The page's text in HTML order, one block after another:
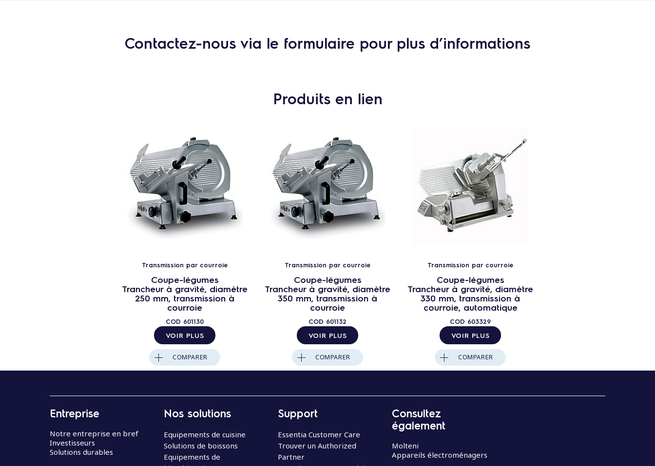
Contactez-nous via le formulaire pour plus d’informations
Produits en lien
Transmission par courroie
Coupe-légumes
Trancheur à gravité, diamètre
250 mm, transmission à
courroie
COD 601130
VOIR PLUS
COMPARER
Transmission par courroie
Coupe-légumes
Trancheur à gravité, diamètre
350 mm, transmission à
courroie
COD 601132
VOIR PLUS
COMPARER
Transmission par courroie
Coupe-légumes
Trancheur à gravité, diamètre
330 mm, transmission à
courroie, automatique
COD 603329
VOIR PLUS
COMPARER
Entreprise
Notre entreprise en bref
Investisseurs
Solutions durables
Nos solutions
Equipements de cuisine
Solutions de boissons
Equipements de
Support
Essentia Customer Care
Trouver un Authorized
Partner
Consultez
également
Molteni
Appareils électroménagers